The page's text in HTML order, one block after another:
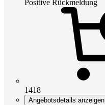
Positive Rückmeldung
1418
Angebotsdetails anzeigen